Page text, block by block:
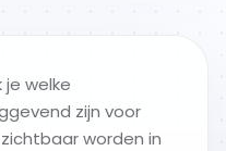
welke
zijn voor
worden in